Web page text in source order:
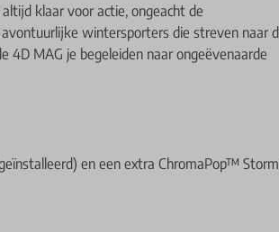
klaar voor actie, ongeacht de
wintersporters die streven naar
4D MAG je begeleiden naar ongeëvenaarde
en een extra ChromaPop™